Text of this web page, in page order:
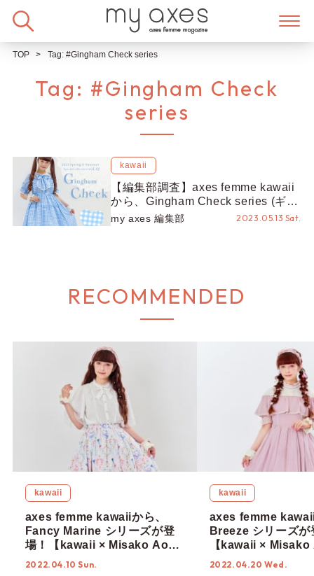
TOP Tag: #Gingham Check series
Tag: #Gingham Check
series
kawaii
【編集部調査】axes femme kawaii
から、Gingham Check series (ギン
ガムチェックシリーズ)が新登場
my axes 編集部 2023.05.13 Sat.
RECOMMENDED
kawaii
axes femme kawaiiから、
Fancy Marine シリーズが登
場！【kawaii × Misako Aoki
& RinRin Doll 】
2022.04.10 Sun.
kawaii
axes femme
Breeze シリーズが
【kawaii ×
RinRin Doll 】
2022.04.20 Wed.